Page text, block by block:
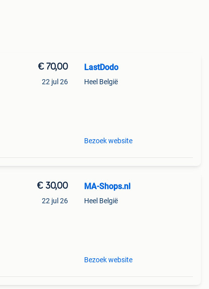
€ 70,00
22 jul 26
LastDodo
Heel België
Bezoek website
€ 30,00
22 jul 26
MA-Shops.nl
Heel België
Bezoek website